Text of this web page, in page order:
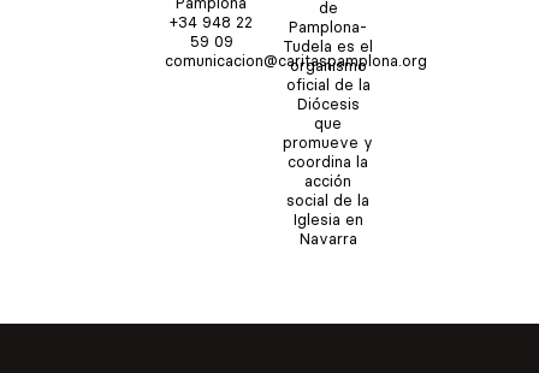
+34 948 22
59 09
comunicacion@caritaspamplona.org
de
Pamplona-
Tudela es el
organismo
oficial de la
Diócesis
que
promueve y
coordina la
acción
social de la
Iglesia en
Navarra
a